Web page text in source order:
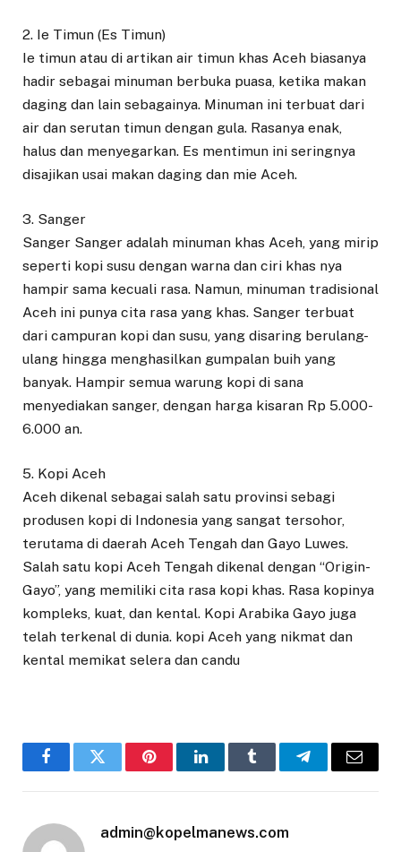
2. Ie Timun (Es Timun)
Ie timun atau di artikan air timun khas Aceh biasanya
hadir sebagai minuman berbuka puasa, ketika makan
daging dan lain sebagainya. Minuman ini terbuat dari
air dan serutan timun dengan gula. Rasanya enak,
halus dan menyegarkan. Es mentimun ini seringnya
disajikan usai makan daging dan mie Aceh.
3. Sanger
Sanger Sanger adalah minuman khas Aceh, yang mirip
seperti kopi susu dengan warna dan ciri khas nya
hampir sama kecuali rasa. Namun, minuman tradisional
Aceh ini punya cita rasa yang khas. Sanger terbuat
dari campuran kopi dan susu, yang disaring berulang-
ulang hingga menghasilkan gumpalan buih yang
banyak. Hampir semua warung kopi di sana
menyediakan sanger, dengan harga kisaran Rp 5.000-
6.000 an.
5. Kopi Aceh
Aceh dikenal sebagai salah satu provinsi sebagi
produsen kopi di Indonesia yang sangat tersohor,
terutama di daerah Aceh Tengah dan Gayo Luwes.
Salah satu kopi Aceh Tengah dikenal dengan “Origin-
Gayo”, yang memiliki cita rasa kopi khas. Rasa kopinya
kompleks, kuat, dan kental. Kopi Arabika Gayo juga
telah terkenal di dunia. kopi Aceh yang nikmat dan
kental memikat selera dan candu
FacebookTwitter PinterestLinkedInTumblr TelegramEmail
admin@kopelmanews.com